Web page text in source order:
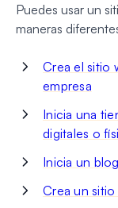
Puedes usar un
maneras
Crea el sitio
empresa
Inicia una
digitales o
Inicia un blog
Crea un